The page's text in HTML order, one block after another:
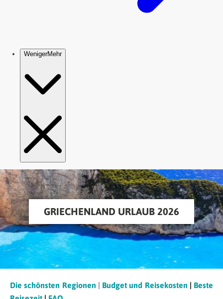
GRIECHENLAND URLAUB 2026
Die schönsten Regionen Budget und Reisekosten
Beste